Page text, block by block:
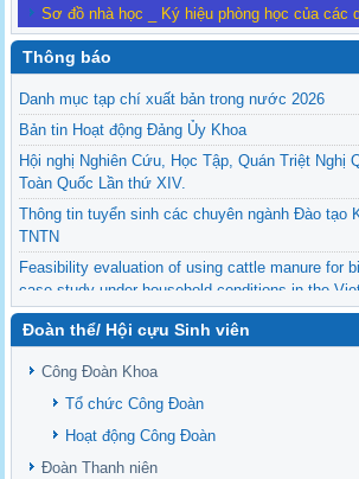
Sơ đồ nhà học _ Ký hiệu phòng học của các
Thông báo
Danh mục tạp chí xuất bản trong nước 2026
Bản tin Hoạt động Đảng Ủy Khoa
Hội nghị Nghiên Cứu, Học Tập, Quán Triệt Nghị
Toàn Quốc Lần thứ XIV.
Thông tin tuyển sinh các chuyên ngành Đào tạo
TNTN
Feasibility evaluation of using cattle manure for
case study under household conditions in the
Delta
Sediment properties in flood-based farming
upstream Mekong Delta
Danh mục tạp chí xuất bản Quốc Tế 2026
Danh Mục các Đề Tài NCKH cấp Tỉnh năm 2024
Văn bản - Quy định
Đoàn thể/ Hội cựu Sinh viên
Công Đoàn Khoa
Tổ chức Công Đoàn
Hoạt động Công Đoàn
Đoàn Thanh niên